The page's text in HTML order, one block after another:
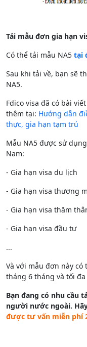
Tải mẫu đơn gia hạn
Có thể tải mẫu NA5 tại
Sau khi tải về, bạn sẽ
NA5.
Fdico visa đã có bài
thêm tại: Hướng dẫn
thực, gia hạn tạm trú
Mẫu NA5 được sử
Nam:
- Gia hạn visa du lịch
- Gia hạn visa thương
- Gia hạn visa thăm
- Gia hạn visa đầu tư
...
Và với mẫu đơn này
tháng 6 tháng và tối đa
Bạn đang có nhu cầu
người nước ngoài.
được tư vấn miễn phí